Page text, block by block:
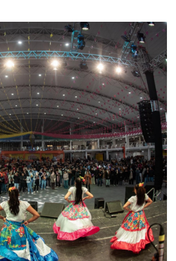
a compra do leite no produtor local até a
para clientes. O objetivo é manter a
com foco em qualidade, variedade e
isso sem deixar de lado o uso de tecnologia
com uma queijaria artesanal, mas com
que a gente pudesse começar pequeno e
quebrando parede”, destaca. E a empresa
Boca da Serra é premiada internacionalmente
2025 com medalha de prata pelo queijo
reconhecimentos nacionais.
produzir era com 50 litros de leite. Então eu
para 200 litros de leite, até 250. E hoje a gente
eu estou deixando de vender porque não
produção. Isso é uma coisa legal, mas um
(risos)”, complementa Daiani.
de fabricantes, Santa Catarina se consolida
lácteos do país, gerando emprego, renda
regional. A expectativa do governo estadual é
se mantenha nos próximos anos,
de incentivo à industrialização, à
produtores e à inovação no setor de